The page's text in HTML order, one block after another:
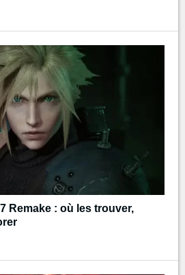
Remake : où les trouver,